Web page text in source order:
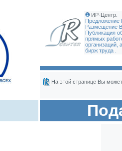
ИР-Центр.
Предложение
Размещение
Публикация
прямых
организаций,
бирж труда .
На этой странице Вы